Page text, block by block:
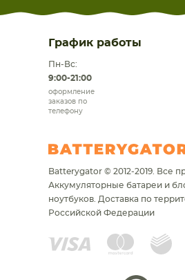
График работы
Пн-Вс:
9:00-21:00
оформление
заказов по
телефону
Batterygator © 2012-2019. Все
Аккумуляторные батареи и
ноутбуков. Доставка по
Российской Федерации